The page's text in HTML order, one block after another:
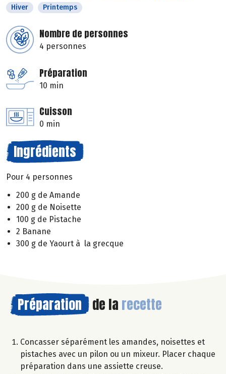
Hiver
Printemps
Nombre de personnes
4 personnes
Préparation
10 min
Cuisson
0 min
Ingrédients
Pour 4 personnes
200 g de Amande
200 g de Noisette
100 g de Pistache
2 Banane
300 g de Yaourt à la grecque
Préparation de la recette
Concasser séparément les amandes, noisettes et
pistaches avec un pilon ou un mixeur. Placer chaque
préparation dans une assiette creuse.